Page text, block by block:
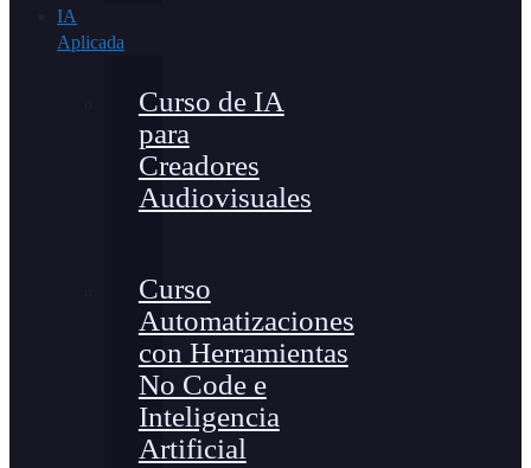
IA
Aplicada
Curso de IA
para
Creadores
Audiovisuales
Curso
Automatizaciones
con Herramientas
No Code e
Inteligencia
Artificial